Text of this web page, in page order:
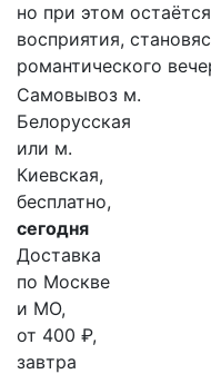
но при этом
восприятия,
романтического
Самовывоз м.
Белорусская
или м.
Киевская,
бесплатно,
сегодня
Доставка
по Москве
и МО,
от 400 ₽,
завтра